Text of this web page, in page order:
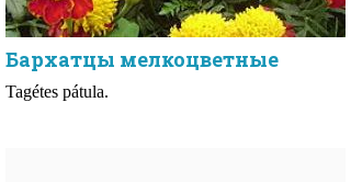
Бархатцы мелкоцветные
Tagétes pátula.